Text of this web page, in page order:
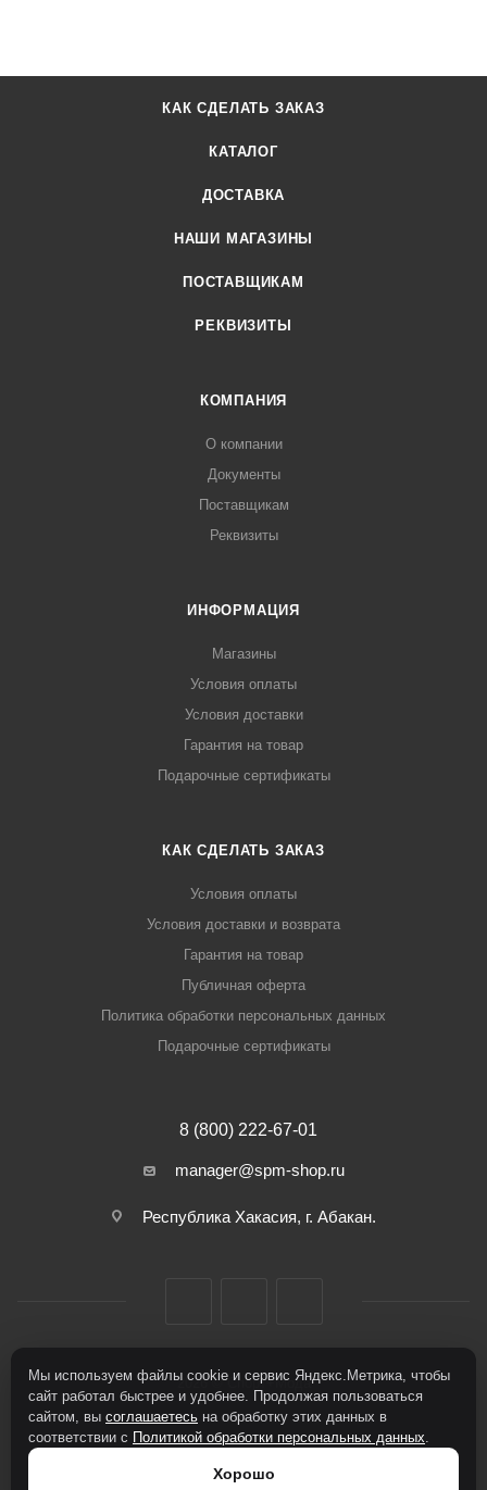
КАК СДЕЛАТЬ ЗАКАЗ
КАТАЛОГ
ДОСТАВКА
НАШИ МАГАЗИНЫ
ПОСТАВЩИКАМ
РЕКВИЗИТЫ
КОМПАНИЯ
О компании
Документы
Поставщикам
Реквизиты
ИНФОРМАЦИЯ
Магазины
Условия оплаты
Условия доставки
Гарантия на товар
Подарочные сертификаты
КАК СДЕЛАТЬ ЗАКАЗ
Условия оплаты
Условия доставки и возврата
Гарантия на товар
Публичная оферта
Политика обработки персональных данных
Подарочные сертификаты
8 (800) 222-67-01
manager@spm-shop.ru
Республика Хакасия, г. Абакан.
2026 © Спорт+Мода
Мы используем файлы cookie и сервис Яндекс.Метрика, чтобы
сайт работал быстрее и удобнее. Продолжая пользоваться
сайтом, вы соглашаетесь на обработку этих данных в
соответствии с Политикой обработки персональных данных.
Хорошо